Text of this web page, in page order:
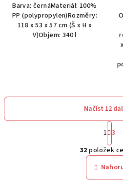
Barva: černáMateriál: 100%
PP (polypropylen)Rozměry:
118 x 53 x 57 cm (Š x H x
V)Objem: 340 l
O
v
l
Načíst 12
S
t
r
á
n
k
1 3
32 položek